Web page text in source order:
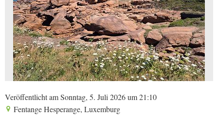
Veröffentlicht am Sonntag, 5. Juli 2026 um 21:10
Fentange Hesperange, Luxemburg